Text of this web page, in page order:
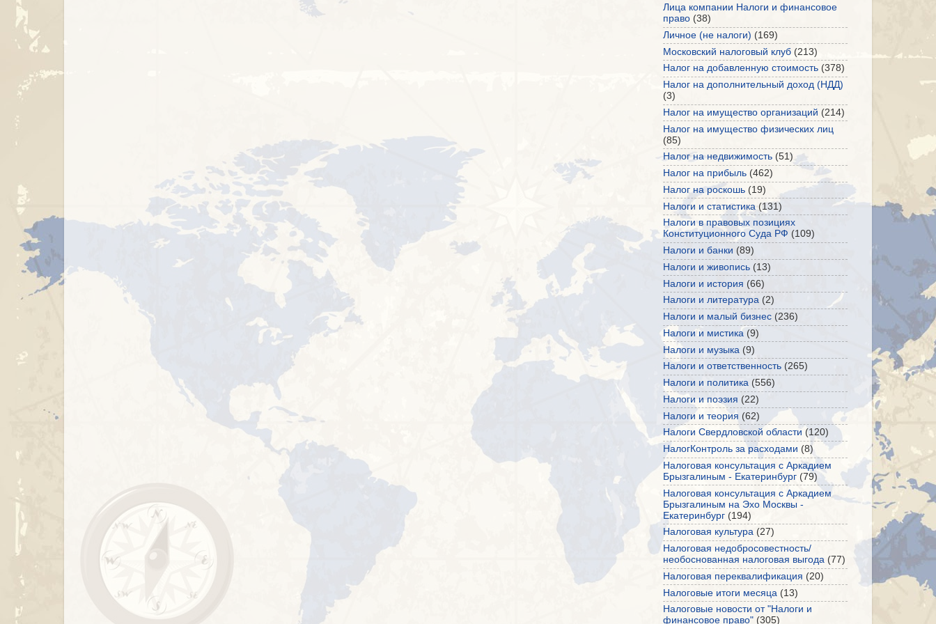
Лица компании Налоги и финансовое
право (38)
Личное (не налоги) (169)
Московский налоговый клуб (213)
Налог на добавленную стоимость (378)
Налог на дополнительный доход (НДД)
(3)
Налог на имущество организаций (214)
Налог на имущество физических лиц
(85)
Налог на недвижимость (51)
Налог на прибыль (462)
Налог на роскошь (19)
Налоги и статистика (131)
Налоги в правовых позициях
Конституционного Суда РФ (109)
Налоги и банки (89)
Налоги и живопись (13)
Налоги и история (66)
Налоги и литература (2)
Налоги и малый бизнес (236)
Налоги и мистика (9)
Налоги и музыка (9)
Налоги и ответственность (265)
Налоги и политика (556)
Налоги и поэзия (22)
Налоги и теория (62)
Налоги Свердловской области (120)
НалогКонтроль за расходами (8)
Налоговая консультация с Аркадием
Брызгалиным - Екатеринбург (79)
Налоговая консультация с Аркадием
Брызгалиным на Эхо Москвы -
Екатеринбург (194)
Налоговая культура (27)
Налоговая недобросовестность/
необоснованная налоговая выгода (77)
Налоговая переквалификация (20)
Налоговые итоги месяца (13)
Налоговые новости от "Налоги и
финансовое право" (305)